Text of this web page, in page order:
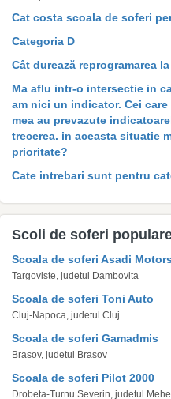
Cat costa scoala de soferi
Categoria D
Cât durează reprogramarea
Ma aflu intr-o intersectie in
am nici un indicator. Cei
mea au prevazute
trecerea. in aceasta situatie
prioritate?
Cate intrebari sunt pentru
Scoli de soferi
Scoala de soferi Asadi
Targoviste, judetul Dambovita
Scoala de soferi Toni Auto
Cluj-Napoca, judetul Cluj
Scoala de soferi Gamadmis
Brasov, judetul Brasov
Scoala de soferi Pilot 2000
Drobeta-Turnu Severin, judetul